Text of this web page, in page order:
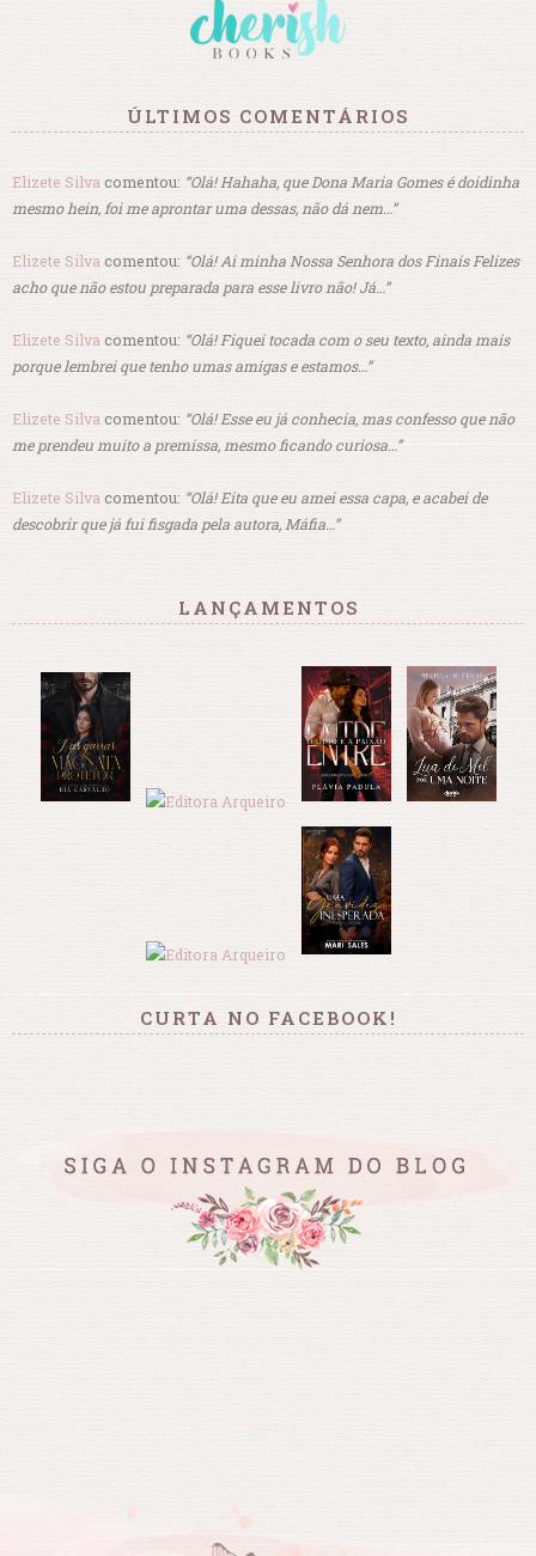
ÚLTIMOS COMENTÁRIOS
Elizete Silva comentou: “Olá! Hahaha, que Dona Maria Gomes é doidinha
mesmo hein, foi me aprontar uma dessas, não dá nem…”
Elizete Silva comentou: “Olá! Ai minha Nossa Senhora dos Finais Felizes
acho que não estou preparada para esse livro não! Já…”
Elizete Silva comentou: “Olá! Fiquei tocada com o seu texto, ainda mais
porque lembrei que tenho umas amigas e estamos…”
Elizete Silva comentou: “Olá! Esse eu já conhecia, mas confesso que não
me prendeu muito a premissa, mesmo ficando curiosa…”
Elizete Silva comentou: “Olá! Eita que eu amei essa capa, e acabei de
descobrir que já fui fisgada pela autora, Máfia…”
LANÇAMENTOS
CURTA NO FACEBOOK!